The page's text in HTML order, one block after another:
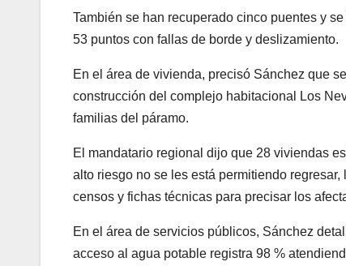
También se han recuperado cinco puentes y
53 puntos con fallas de borde y deslizamiento.
En el área de vivienda, precisó Sánchez que
construcción del complejo habitacional Los
familias del páramo.
El mandatario regional dijo que 28 viviendas
alto riesgo no se les está permitiendo
censos y fichas técnicas para precisar los
En el área de servicios públicos, Sánchez
acceso al agua potable registra 98 %